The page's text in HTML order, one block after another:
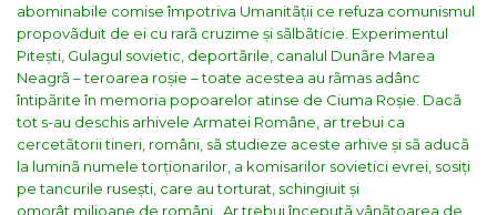
abominabile comise împotriva Umanitãții ce refuza comunismul
propovãduit de ei cu rarã cruzime și sãlbãticie. Experimentul
Pitești, Gulagul sovietic, deportãrile, canalul Dunãre Marea
Neagrã – teroarea roșie – toate acestea au rãmas adânc
întipãrite în memoria popoarelor atinse de Ciuma Roșie. Dacã
tot s-au deschis arhivele Armatei Române, ar trebui ca
cercetãtorii tineri, români, sã studieze aceste arhive și sã aducã
la luminã numele torționarilor, a komisarilor sovietici evrei, sosiți
pe tancurile rusești, care au torturat, schingiuit și
omorât milioane de români. Ar trebui începutã vânãtoarea de